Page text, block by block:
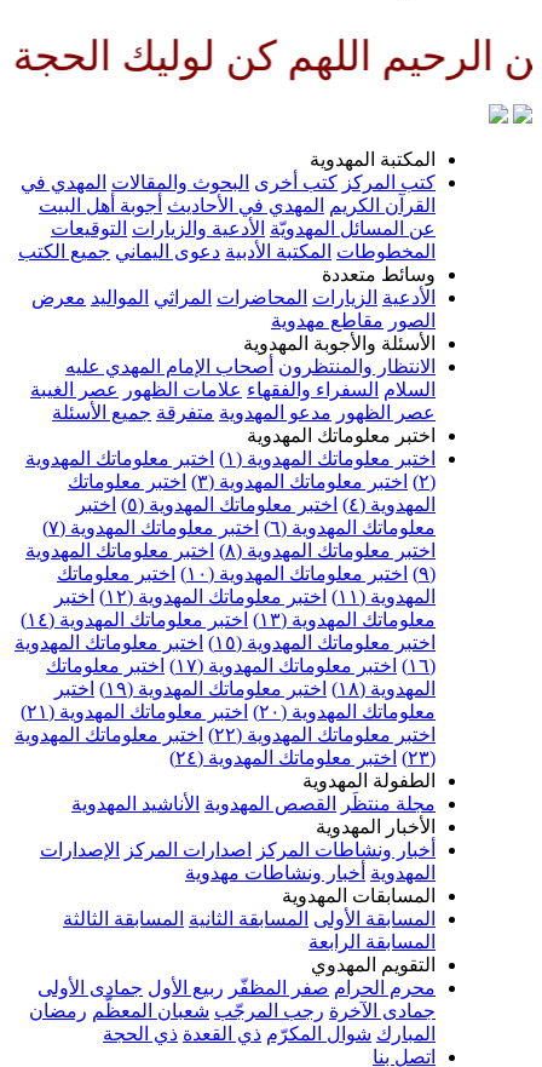
كن لوليك الحجة بن
المهدوية
كتب أخرى البحوث والمقالات المهدي في
المهدي في الأحاديث أجوبة أهل البيت
المسائل المهدويّة الأدعية والزيارات التوقيعات
المكتبة الأدبية دعوى اليماني جميع الكتب
متعددة
الزيارات المحاضرات المراثي المواليد معرض
مقاطع مهدوية
والأجوبة المهدوية
والمنتظرون أصحاب الإمام المهدي عليه
السفراء والفقهاء علامات الظهور عصر الغيبة
مدعو المهدوية متفرقة جميع الأسئلة
معلوماتك المهدوية
معلوماتك المهدوية (١)
اختبر معلوماتك المهدوية
اختبر معلوماتك المهدوية (٣)
اختبر معلوماتك
اختبر معلوماتك المهدوية (٥)
اختبر
المهدوية (٦)
اختبر معلوماتك المهدوية (٧)
معلوماتك المهدوية (٨)
اختبر معلوماتك المهدوية
اختبر معلوماتك المهدوية (١٠)
اختبر معلوماتك
اختبر معلوماتك المهدوية (١٢)
اختبر
المهدوية (١٣)
اختبر معلوماتك المهدوية (١٤)
معلوماتك المهدوية (١٥)
اختبر معلوماتك المهدوية
اختبر معلوماتك المهدوية (١٧)
اختبر معلوماتك
اختبر معلوماتك المهدوية (١٩)
اختبر
المهدوية (٢٠)
اختبر معلوماتك المهدوية (٢١)
معلوماتك المهدوية (٢٢)
اختبر معلوماتك المهدوية
اختبر معلوماتك المهدوية (٢٤)
المهدوية
منتظَر
القصص المهدوية الأناشيد المهدوية
المهدوية
ونشاطات المركز اصدارات المركز الإصدارات
أخبار ونشاطات مهدوية
المهدوية
الأولى المسابقة الثانية المسابقة الثالثة
الرابعة
المهدوي
الحرام
صفر المظفّر ربيع الأول جمادى الأولى
رجب المرجّب شعبان المعظّم رمضان
شوال المكرّم ذي القعدة ذي الحجة